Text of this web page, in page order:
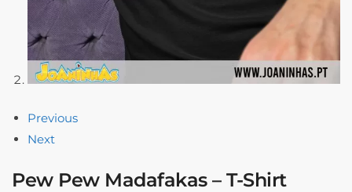
Previous
Next
Pew Pew Madafakas – T-Shirt